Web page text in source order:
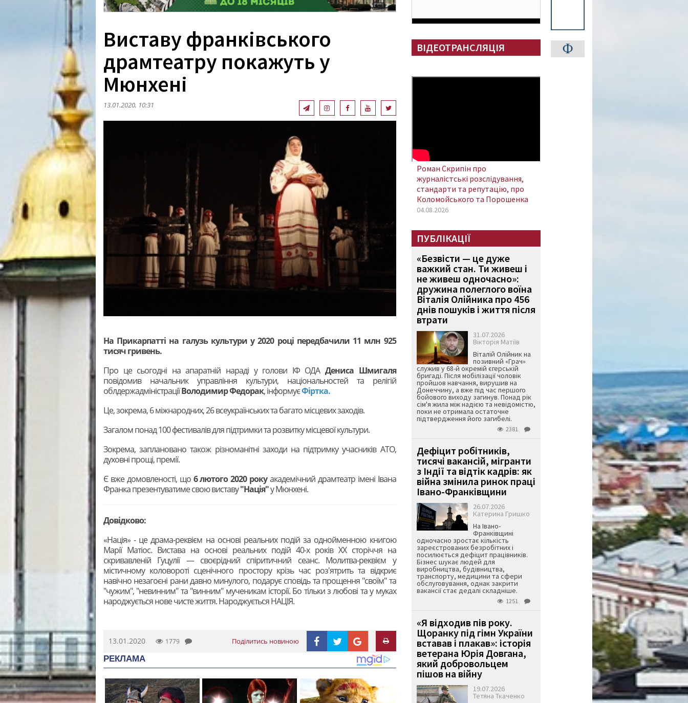
Виставу франківського
драмтеатру покажуть у
Мюнхені
13.01.2020, 10:31
На Прикарпатті на галузь культури у 2020 році передбачили 11 млн 925
тисяч гривень.
Про це сьогодні на апаратній нараді у голови ІФ ОДАДениса Шмигаля
повідомив начальник управління культури, національностей та релігій
облдержадміністраціїВолодимир Федорак, інформуєФіртка.
Це, зокрема, 6 міжнародних, 26 всеукраїнських та багато місцевих заходів.
Загалом понад 100 фестивалів для підтримки та розвитку місцевої культури.
Зокрема, заплановано також різноманітні заходи на підтримку учасників АТО,
духовні прощі, премії.
Є вже домовленості, що 6 лютого 2020 рокуакадемічний драмтеатр імені Івана
Франка презентуватиме свою виставу"Нація"у Мюнхені.
Довідково:
«Нація» - це драма-реквієм на основі реальних подій за однойменною книгою
Марії Матіос. Вистава на основі реальних подій 40-х років XX сторіччя на
скривавленій Гуцулії — своєрідний спіритичний сеанс. Молитва-реквієм у
містичному коловороті сценічного простору крізь час роз'ятрить та відкриє
навічно незагоєні рани давно минулого, подарує сповідь та прощення "своїм" та
"чужим", "невинним" та "винним" мученикам історії. Бо тільки з любові та у муках
народжується нове чисте життя. Народжується НАЦІЯ.
13.01.2020 1779 Поділитись новиною
РЕКЛАМА
ВІДЕОТРАНСЛЯЦІЯ
Роман Скрипін про
журналістські розслідування,
стандарти та репутацію, про
Коломойського та Порошенка
04.08.2026
ПУБЛІКАЦІЇ
«Безвісти — це дуже
важкий стан. Ти живеш і
не живеш одночасно»:
дружина полеглого воїна
Віталія Олійника про 456
днів пошуків і життя після
втрати
31.07.2026
Вікторія Матіїв
Віталій Олійник на
позивний «Грач»
служив у 68-й окремій єгерській
бригаді. Після мобілізації чоловік
пройшов навчання, вирушив на
Донеччину, а вже під час першого
бойового виходу загинув. Понад рік
сім'я жила між надією та невідомістю,
поки не отримала остаточне
підтвердження його загибелі.
2381
Дефіцит робітників,
тисячі вакансій, мігранти
з Індії та відтік кадрів: як
війна змінила ринок праці
Івано-Франківщини
26.07.2026
Катерина Гришко
На Івано-
Франківщині
одночасно зростає кількість
зареєстрованих безробітних і
посилюється дефіцит працівників.
Бізнес шукає людей для
виробництва, будівництва,
транспорту, медицини та сфери
обслуговування, однак закрити
вакансії стає дедалі складніше.
1251
«Я відходив пів року.
Щоранку під гімн України
вставав і плакав»: історія
ветерана Юрія Довгана,
який добровольцем
пішов на війну
19.07.2026
Тетяна Ткаченко